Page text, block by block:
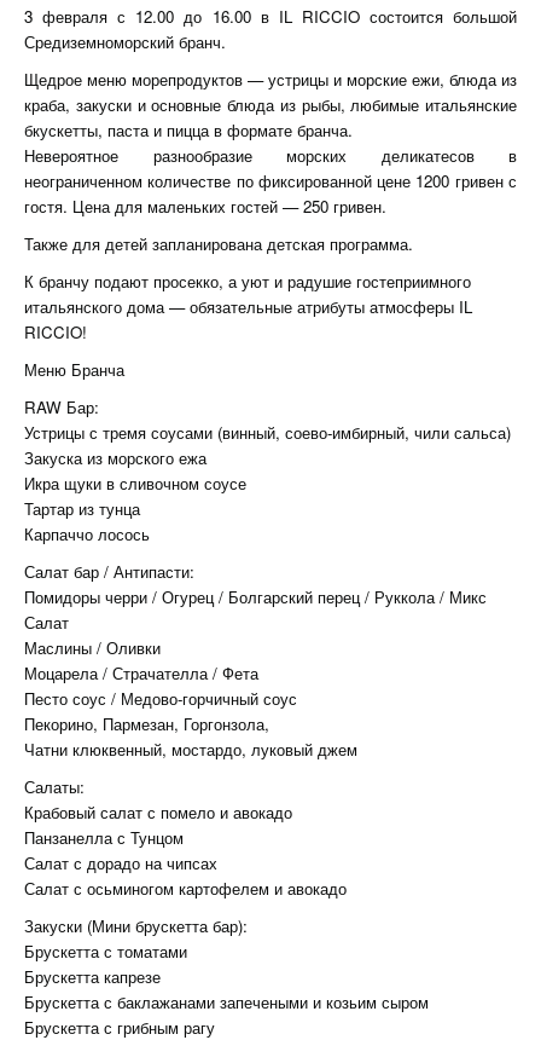
3 февраля с 12.00 до 16.00 в IL RICCIO состоится большой
Средиземноморский бранч.
Щедрое меню морепродуктов — устрицы и морские ежи, блюда из
краба, закуски и основные блюда из рыбы, любимые итальянские
бкускетты, паста и пицца в формате бранча.
Невероятное разнообразие морских деликатесов в
неограниченном количестве по фиксированной цене 1200 гривен с
гостя. Цена для маленьких гостей — 250 гривен.
Также для детей запланирована детская программа.
К бранчу подают просекко, а уют и радушие гостеприимного
итальянского дома — обязательные атрибуты атмосферы IL
RICCIO!
Меню Бранча
RAW Бар:
Устрицы с тремя соусами (винный, соево-имбирный, чили сальса)
Закуска из морского ежа
Икра щуки в сливочном соусе
Тартар из тунца
Карпаччо лосось
Салат бар / Антипасти:
Помидоры черри / Огурец / Болгарский перец / Руккола / Микс
Салат
Маслины / Оливки
Моцарела / Страчателла / Фета
Песто соус / Медово-горчичный соус
Пекорино, Пармезан, Горгонзола,
Чатни клюквенный, мостардо, луковый джем
Салаты:
Крабовый салат с помело и авокадо
Панзанелла с Тунцом
Салат с дорадо на чипсах
Салат с осьминогом картофелем и авокадо
Закуски (Мини брускетта бар):
Брускетта с томатами
Брускетта капрезе
Брускетта с баклажанами запечеными и козьим сыром
Брускетта с грибным рагу